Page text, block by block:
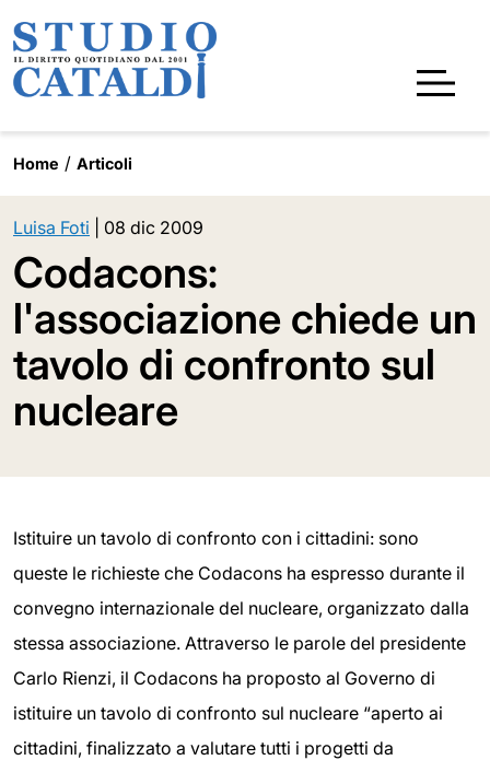
Home Articoli
Luisa Foti 08 dic 2009
Codacons:
l'associazione chiede un
tavolo di confronto sul
nucleare
Istituire un tavolo di confronto con i cittadini: sono
queste le richieste che Codacons ha espresso durante il
convegno internazionale del nucleare, organizzato dalla
stessa associazione. Attraverso le parole del presidente
Carlo Rienzi, il Codacons ha proposto al Governo di
istituire un tavolo di confronto sul nucleare “aperto ai
cittadini, finalizzato a valutare tutti i progetti da